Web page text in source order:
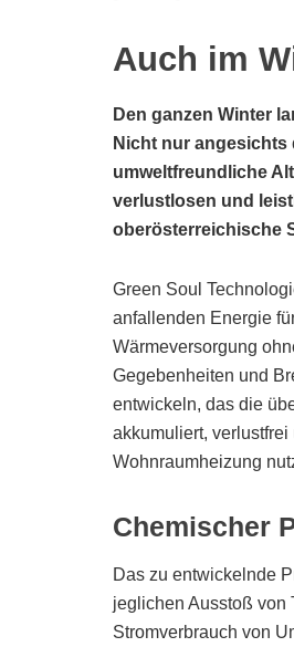
Auch im
Den ganzen Winter
Nicht nur angesichts
umweltfreundliche
verlustlosen und
oberösterreichische
Green Soul
anfallenden Energie
Wärmeversorgung
Gegebenheiten und
entwickeln, das die
akkumuliert, verlustfrei
Wohnraumheizung
Chemischer
Das zu entwickelnde
jeglichen Ausstoß von
Stromverbrauch von